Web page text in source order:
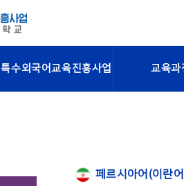
특수외국어교육진흥사업 교육과
페르시아어(이란